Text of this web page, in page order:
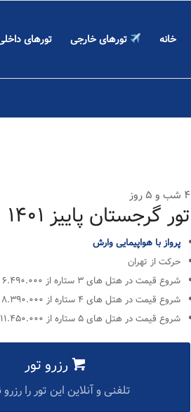
خانه تورهای خارجی تورهای
۴ شب و ۵ روز
تور گرجستان پاییز ۱۴۰۱
پرواز با هواپیمایی وارش
حرکت از تهران
شروع قیمت در هتل های ۳ ستاره از ۶.۴۹۰.۰۰۰ هزار تومان
شروع قیمت در هتل های ۴ ستاره از ۸.۳۹۰.۰۰۰ هزار تومان
شروع قیمت در هتل های ۵ ستاره از ۱۱.۴۵۰.۰۰۰ هزار تومان
رزرو تور
تلفنی و آنلاین این تور را رزرو